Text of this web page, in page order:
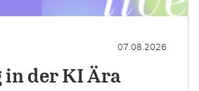
07.08.2026
in der KI Ära